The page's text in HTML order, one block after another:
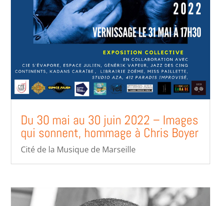
Du 30 mai au 30 juin 2022 – Images
qui sonnent, hommage à Chris Boyer
Cité de la Musique de Marseille